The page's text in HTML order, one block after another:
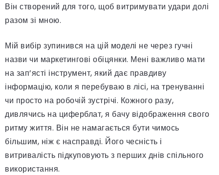
Він створений для того, щоб витримувати удари долі
разом зі мною.
Мій вибір зупинився на цій моделі не через гучні
назви чи маркетингові обіцянки. Мені важливо мати
на зап’ясті інструмент, який дає правдиву
інформацію, коли я перебуваю в лісі, на тренуванні
чи просто на робочій зустрічі. Кожного разу,
дивлячись на циферблат, я бачу відображення свого
ритму життя. Він не намагається бути чимось
більшим, ніж є насправді. Його чесність і
витривалість підкуповують з перших днів спільного
використання.